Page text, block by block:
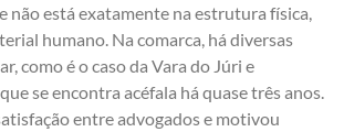
não está exatamente na estrutura física,
humano. Na comarca, há diversas
como é o caso da Vara do Júri e
se encontra acéfala há quase três anos.
entre advogados e motivou